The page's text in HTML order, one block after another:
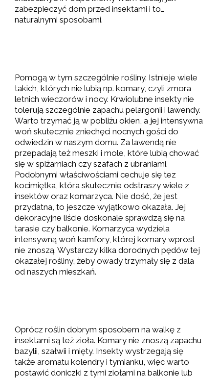
zabezpieczyć dom przed insektami i to…
naturalnymi sposobami.
Pomogą w tym szczególnie rośliny. Istnieje wiele
takich, których nie lubią np. komary, czyli zmora
letnich wieczorów i nocy. Krwiolubne insekty nie
tolerują szczególnie zapachu pelargonii i lawendy.
Warto trzymać ją w pobliżu okien, a jej intensywna
woń skutecznie zniechęci nocnych gości do
odwiedzin w naszym domu. Za lawendą nie
przepadają też meszki i mole, które lubią chować
się w spiżarniach czy szafach z ubraniami.
Podobnymi właściwościami cechuje się tez
kocimiętka, która skutecznie odstraszy wiele z
insektów oraz komarzyca. Nie dość, że jest
przydatna, to jeszcze wyjątkowo okazała. Jej
dekoracyjne liście doskonale sprawdzą się na
tarasie czy balkonie. Komarzyca wydziela
intensywną woń kamfory, której komary wprost
nie znoszą. Wystarczy kilka dorodnych pędów tej
okazałej rośliny, żeby owady trzymały się z dala
od naszych mieszkań.
Oprócz roślin dobrym sposobem na walkę z
insektami są też zioła. Komary nie znoszą zapachu
bazylii, szałwii i mięty. Insekty wystrzegają się
także aromatu kolendry i tymianku, więc warto
postawić doniczki z tymi ziołami na balkonie lub